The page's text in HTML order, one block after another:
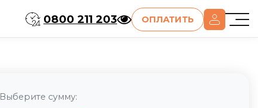
0800 211 203 ОПЛАТИТЬ
Выберите сумму: